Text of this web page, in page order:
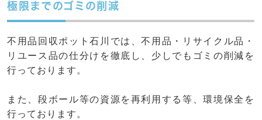
極限までのゴミの削減
不用品回収ポット石川では、不用品・リサイクル品・
リユース品の仕分けを徹底し、少しでもゴミの削減を
行っております。
また、段ボール等の資源を再利用する等、環境保全を
行っております。